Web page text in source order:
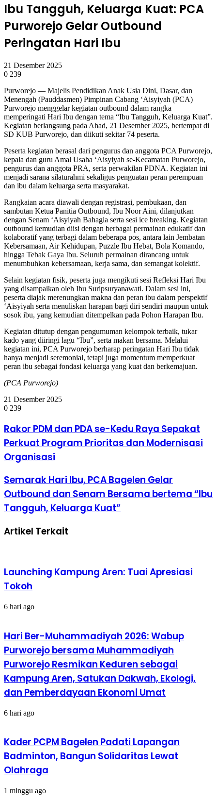
Ibu Tangguh, Keluarga Kuat: PCA
Purworejo Gelar Outbound
Peringatan Hari Ibu
21 Desember 2025
0 239
Purworejo — Majelis Pendidikan Anak Usia Dini, Dasar, dan
Menengah (Pauddasmen) Pimpinan Cabang ‘Aisyiyah (PCA)
Purworejo menggelar kegiatan outbound dalam rangka
memperingati Hari Ibu dengan tema “Ibu Tangguh, Keluarga Kuat”.
Kegiatan berlangsung pada Ahad, 21 Desember 2025, bertempat di
SD KUB Purworejo, dan diikuti sekitar 74 peserta.
Peserta kegiatan berasal dari pengurus dan anggota PCA Purworejo,
kepala dan guru Amal Usaha ‘Aisyiyah se-Kecamatan Purworejo,
pengurus dan anggota PRA, serta perwakilan PDNA. Kegiatan ini
menjadi sarana silaturahmi sekaligus penguatan peran perempuan
dan ibu dalam keluarga serta masyarakat.
Rangkaian acara diawali dengan registrasi, pembukaan, dan
sambutan Ketua Panitia Outbound, Ibu Noor Aini, dilanjutkan
dengan Senam ‘Aisyiyah Bahagia serta sesi ice breaking. Kegiatan
outbound kemudian diisi dengan berbagai permainan edukatif dan
kolaboratif yang terbagi dalam beberapa pos, antara lain Jembatan
Kebersamaan, Air Kehidupan, Puzzle Ibu Hebat, Bola Komando,
hingga Tebak Gaya Ibu. Seluruh permainan dirancang untuk
menumbuhkan kebersamaan, kerja sama, dan semangat kolektif.
Selain kegiatan fisik, peserta juga mengikuti sesi Refleksi Hari Ibu
yang disampaikan oleh Ibu Suripsuryanawati. Dalam sesi ini,
peserta diajak merenungkan makna dan peran ibu dalam perspektif
‘Aisyiyah serta menuliskan harapan bagi diri sendiri maupun untuk
sosok ibu, yang kemudian ditempelkan pada Pohon Harapan Ibu.
Kegiatan ditutup dengan pengumuman kelompok terbaik, tukar
kado yang diiringi lagu “Ibu”, serta makan bersama. Melalui
kegiatan ini, PCA Purworejo berharap peringatan Hari Ibu tidak
hanya menjadi seremonial, tetapi juga momentum memperkuat
peran ibu sebagai fondasi keluarga yang kuat dan berkemajuan.
(PCA Purworejo)
21 Desember 2025
0 239
Rakor
PDM
dan
PDA
se-
Raya
Sepakat
Perkuat
Program
Prioritas
Modernisasi
Rakor PDM dan PDA se-Kedu Raya Sepakat
Perkuat Program Prioritas dan Modernisasi
Organisasi
Semarak
Hari
Ibu,
PCA
Bagelen
Outbound
“Ibu
Tangguh,
Keluarga
Semarak Hari Ibu, PCA Bagelen Gelar
Outbound dan Senam Bersama bertema “Ibu
Tangguh, Keluarga Kuat”
Artikel Terkait
Launching Kampung Aren: Tuai Apresiasi
Tokoh
6 hari ago
Hari Ber-Muhammadiyah 2026: Wabup
Purworejo bersama Muhammadiyah
Purworejo Resmikan Keduren sebagai
Kampung Aren, Satukan Dakwah, Ekologi,
dan Pemberdayaan Ekonomi Umat
6 hari ago
Kader PCPM Bagelen Padati Lapangan
Badminton, Bangun Solidaritas Lewat
Olahraga
1 minggu ago